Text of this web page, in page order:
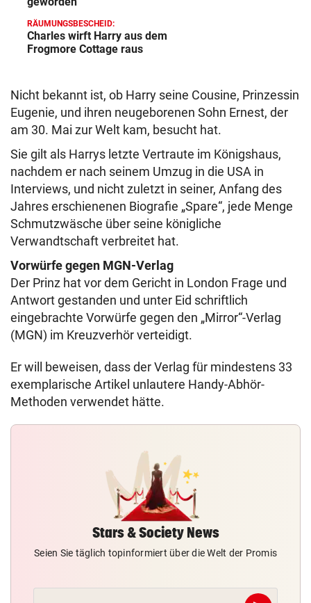
RÄUMUNGSBESCHEID:
Charles wirft Harry aus dem
Frogmore Cottage raus
Nicht bekannt ist, ob Harry seine Cousine, Prinzessin
Eugenie, und ihren neugeborenen Sohn Ernest, der
am 30. Mai zur Welt kam, besucht hat.
Sie gilt als Harrys letzte Vertraute im Königshaus,
nachdem er nach seinem Umzug in die USA in
Interviews, und nicht zuletzt in seiner, Anfang des
Jahres erschienenen Biografie „Spare“, jede Menge
Schmutzwäsche über seine königliche
Verwandtschaft verbreitet hat.
Vorwürfe gegen MGN-Verlag
Der Prinz hat vor dem Gericht in London Frage und
Antwort gestanden und unter Eid schriftlich
eingebrachte Vorwürfe gegen den „Mirror“-Verlag
(MGN) im Kreuzverhör verteidigt.
Er will beweisen, dass der Verlag für mindestens 33
exemplarische Artikel unlautere Handy-Abhör-
Methoden verwendet hätte.
Stars & Society News
Seien Sie täglich topinformiert über die Welt der Promis